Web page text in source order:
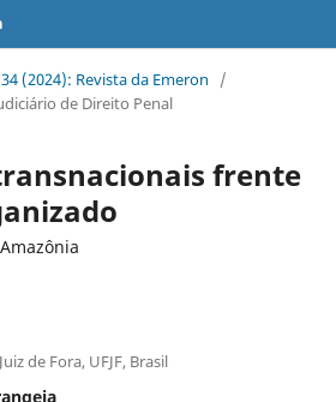
(2024): Revista da Emeron
/
de Direito Penal
frente
de Fora, UFJF, Brasil